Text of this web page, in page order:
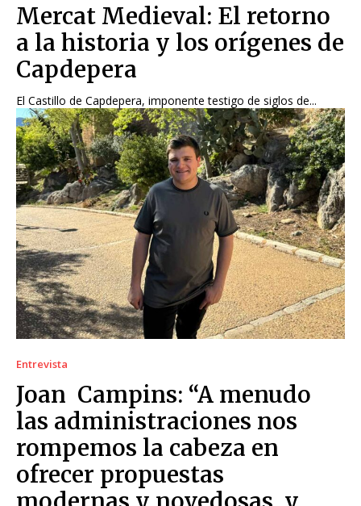
Mercat Medieval: El retorno
a la historia y los orígenes de
Capdepera
El Castillo de Capdepera, imponente testigo de siglos de...
Entrevista
Joan Campins: “A menudo
las administraciones nos
rompemos la cabeza en
ofrecer propuestas